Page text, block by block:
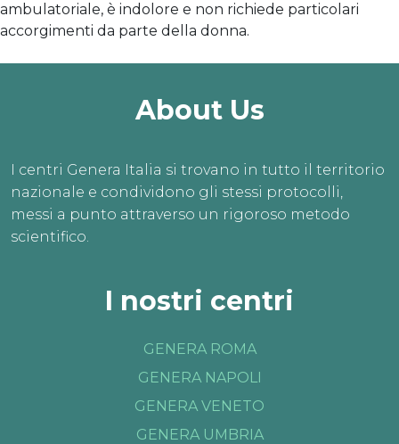
ambulatoriale, è indolore e non richiede particolari
accorgimenti da parte della donna.
About Us
I centri Genera Italia si trovano in tutto il territorio
nazionale e condividono gli stessi protocolli,
messi a punto attraverso un rigoroso metodo
scientifico.
I nostri centri
GENERA ROMA
GENERA NAPOLI
GENERA VENETO
GENERA UMBRIA
L’estate è il momento
tuoi sogni.
PRENOTA ORA
Fino al 31 agosto